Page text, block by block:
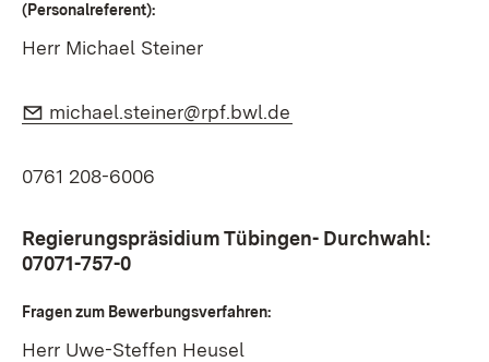
(Personalreferent):
Herr Michael Steiner
E-Mail:
michael.steiner@rpf.bwl.de
0761 208-6006
Regierungspräsidium Tübingen- Durchwahl:
07071-757-0
Fragen zum Bewerbungsverfahren:
Herr Uwe-Steffen Heusel